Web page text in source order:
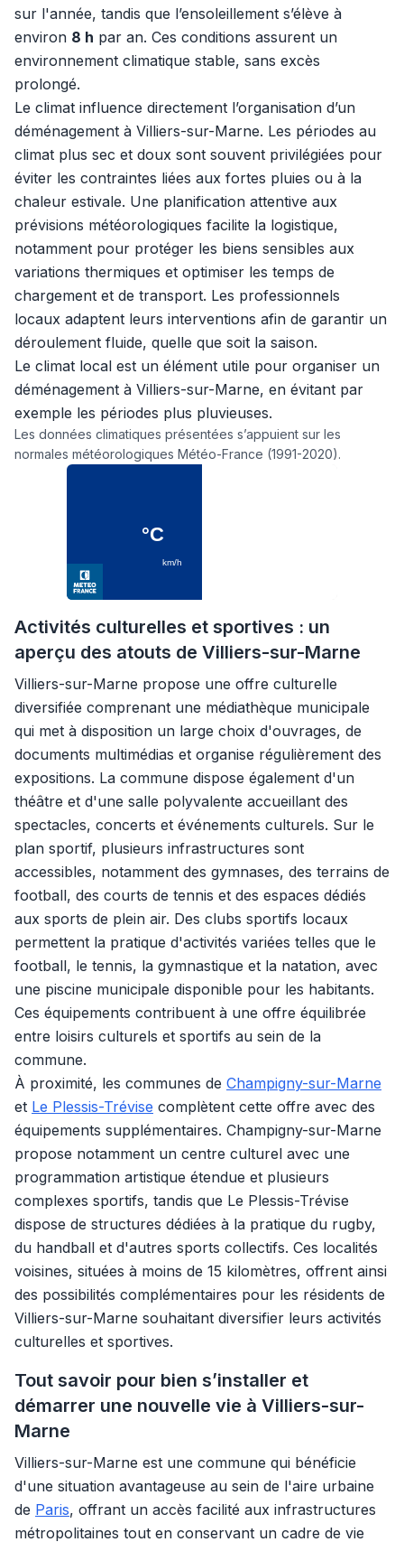
sur l'année, tandis que l’ensoleillement s’élève à
environ 8 h par an. Ces conditions assurent un
environnement climatique stable, sans excès
prolongé.
Le climat influence directement l’organisation d’un
déménagement à Villiers-sur-Marne. Les périodes au
climat plus sec et doux sont souvent privilégiées pour
éviter les contraintes liées aux fortes pluies ou à la
chaleur estivale. Une planification attentive aux
prévisions météorologiques facilite la logistique,
notamment pour protéger les biens sensibles aux
variations thermiques et optimiser les temps de
chargement et de transport. Les professionnels
locaux adaptent leurs interventions afin de garantir un
déroulement fluide, quelle que soit la saison.
Le climat local est un élément utile pour organiser un
déménagement à Villiers-sur-Marne, en évitant par
exemple les périodes plus pluvieuses.
Les données climatiques présentées s’appuient sur les
normales météorologiques Météo-France (1991-2020).
Activités culturelles et sportives : un
aperçu des atouts de Villiers-sur-Marne
Villiers-sur-Marne propose une offre culturelle
diversifiée comprenant une médiathèque municipale
qui met à disposition un large choix d'ouvrages, de
documents multimédias et organise régulièrement des
expositions. La commune dispose également d'un
théâtre et d'une salle polyvalente accueillant des
spectacles, concerts et événements culturels. Sur le
plan sportif, plusieurs infrastructures sont
accessibles, notamment des gymnases, des terrains de
football, des courts de tennis et des espaces dédiés
aux sports de plein air. Des clubs sportifs locaux
permettent la pratique d'activités variées telles que le
football, le tennis, la gymnastique et la natation, avec
une piscine municipale disponible pour les habitants.
Ces équipements contribuent à une offre équilibrée
entre loisirs culturels et sportifs au sein de la
commune.
À proximité, les communes de Champigny-sur-Marne
et Le Plessis-Trévise complètent cette offre avec des
équipements supplémentaires. Champigny-sur-Marne
propose notamment un centre culturel avec une
programmation artistique étendue et plusieurs
complexes sportifs, tandis que Le Plessis-Trévise
dispose de structures dédiées à la pratique du rugby,
du handball et d'autres sports collectifs. Ces localités
voisines, situées à moins de 15 kilomètres, offrent ainsi
des possibilités complémentaires pour les résidents de
Villiers-sur-Marne souhaitant diversifier leurs activités
culturelles et sportives.
Tout savoir pour bien s’installer et
démarrer une nouvelle vie à Villiers-sur-
Marne
Villiers-sur-Marne est une commune qui bénéficie
d'une situation avantageuse au sein de l'aire urbaine
de Paris, offrant un accès facilité aux infrastructures
métropolitaines tout en conservant un cadre de vie